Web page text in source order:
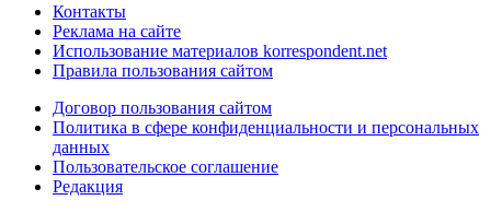
Контакты
Реклама на сайте
Использование материалов korrespondent.net
Правила пользования сайтом
Договор пользования сайтом
Политика в сфере конфиденциальности и персональных
данных
Пользовательское соглашение
Редакция